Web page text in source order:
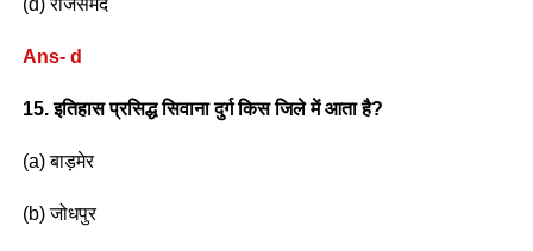
(d) राजसमंद
Ans- d
15. इतिहास प्रसिद्ध सिवाना दुर्ग किस जिले में आता है?
(a) बाड़मेर
(b) जोधपुर